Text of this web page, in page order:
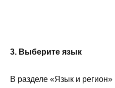
3. Выберите язык
В разделе «Язык и